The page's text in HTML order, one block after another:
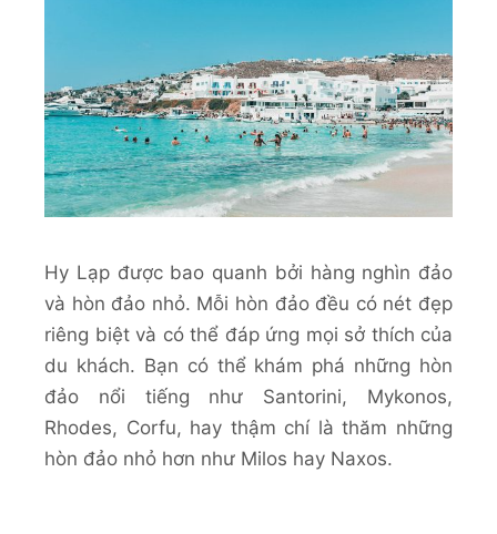
Hy Lạp được bao quanh bởi hàng nghìn đảo
và hòn đảo nhỏ. Mỗi hòn đảo đều có nét đẹp
riêng biệt và có thể đáp ứng mọi sở thích của
du khách. Bạn có thể khám phá những hòn
đảo nổi tiếng như Santorini, Mykonos,
Rhodes, Corfu, hay thậm chí là thăm những
hòn đảo nhỏ hơn như Milos hay Naxos.